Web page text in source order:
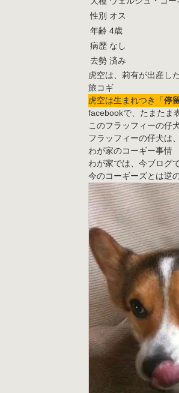
性別 オス
年齢 4歳
病歴 なし
去勢 済み
虎空は、莉有が出産し
虎空は生まれつき「停
facebookで、たまたま
このフラッフィーの仔
フラッフィーの仔犬は
わが家のコーギー事情
わが家では、今ブログ
今のコーギーズとは逆